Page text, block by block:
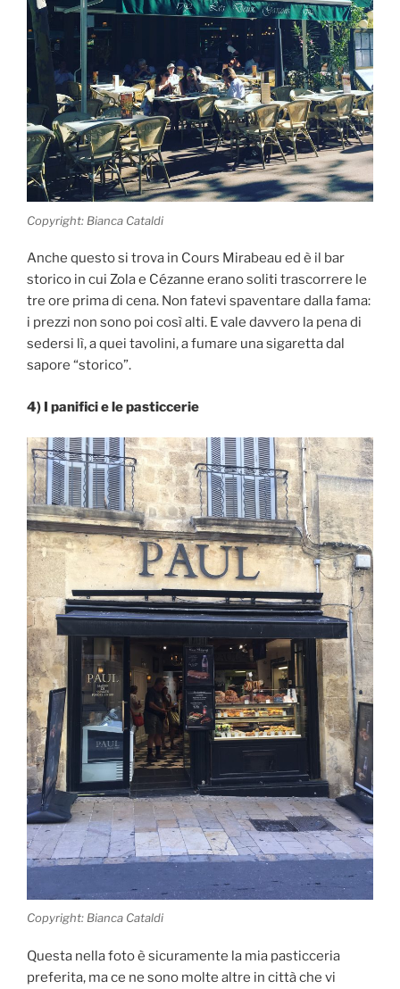
Copyright: Bianca Cataldi
Anche questo si trova in Cours Mirabeau ed è il bar
storico in cui Zola e Cézanne erano soliti trascorrere le
tre ore prima di cena. Non fatevi spaventare dalla fama:
i prezzi non sono poi così alti. E vale davvero la pena di
sedersi lì, a quei tavolini, a fumare una sigaretta dal
sapore “storico”.
4) I panifici e le pasticcerie
Copyright: Bianca Cataldi
Questa nella foto è sicuramente la mia pasticceria
preferita, ma ce ne sono molte altre in città che vi